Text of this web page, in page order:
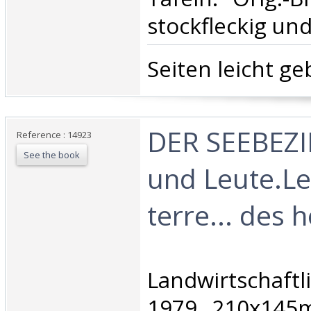
stockfleckig
‎Seiten leicht
Reference : 14923
See the book
‎DER
und
terre... des